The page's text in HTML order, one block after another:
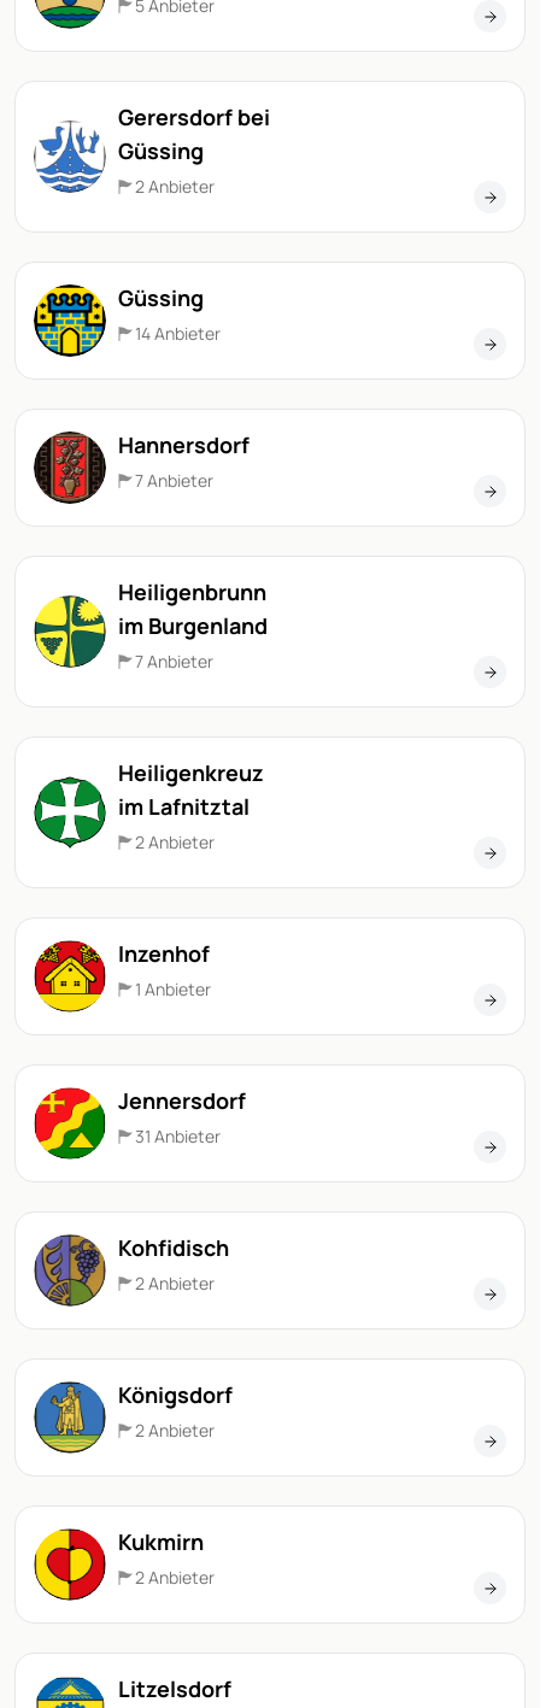
5 Anbieter
Gerersdorf bei
Güssing
2 Anbieter
Güssing
14 Anbieter
Hannersdorf
7 Anbieter
Heiligenbrunn
im Burgenland
7 Anbieter
Heiligenkreuz
im Lafnitztal
2 Anbieter
Inzenhof
1 Anbieter
Jennersdorf
31 Anbieter
Kohfidisch
2 Anbieter
Königsdorf
2 Anbieter
Kukmirn
2 Anbieter
Litzelsdorf